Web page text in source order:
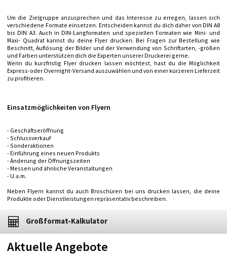
Um die Zielgruppe anzusprechen und das Interesse zu erregen, lassen sich
verschiedene Formate einsetzen. Entscheiden kannst du dich daher von DIN A8
bis DIN A3. Auch in DIN-Langformaten und speziellen Formaten wie Mini- und
Maxi- Quadrat kannst du deine Flyer drucken. Bei Fragen zur Bestellung wie
Beschnitt, Auflösung der Bilder und der Verwendung von Schriftarten, -größen
und Farben unterstützen dich die Experten unserer Druckerei gerne.
Wenn du kurzfristig Flyer drucken lassen möchtest, hast du die Möglichkeit
Express-oder Overnight-Versand auszuwählen und von einer kürzeren Lieferzeit
zu profitieren.
Einsatzmöglichkeiten von Flyern
- Geschäftseröffnung
- Schlussverkauf
- Sonderaktionen
- Einführung eines neuen Produkts
- Änderung der Öffnungszeiten
- Messen und ähnliche Veranstaltungen
- U.a.m.
Neben Flyern kannst du auch Broschüren bei uns drucken lassen, die deine
Produkte oder Dienstleistungen repräsentativ beschreiben.
Großformat-Kalkulator
Aktuelle Angebote